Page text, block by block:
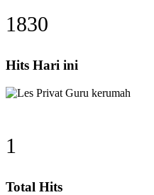
1830
Hits Hari ini
1
Total Hits